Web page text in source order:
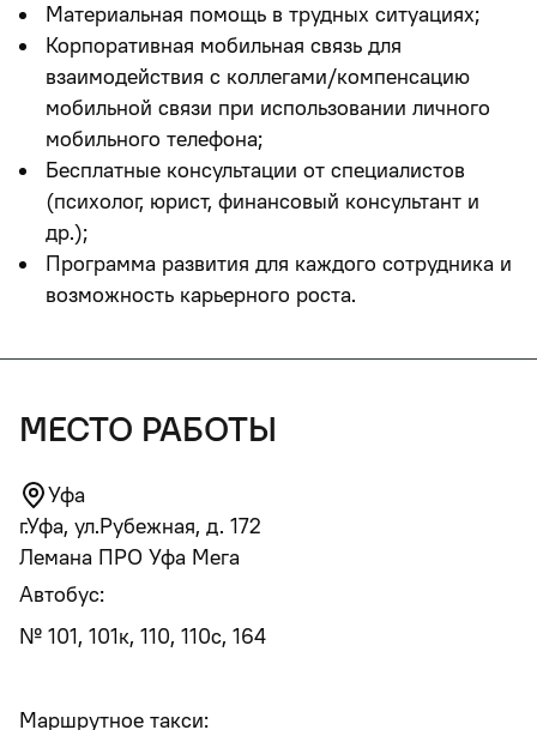
Материальная помощь в трудных ситуациях;
Корпоративная мобильная связь для
взаимодействия с коллегами/компенсацию
мобильной связи при использовании личного
мобильного телефона;
Бесплатные консультации от специалистов
(психолог, юрист, финансовый консультант и
др.);
Программа развития для каждого сотрудника и
возможность карьерного роста.
место работы
Уфа
г.Уфа, ул.Рубежная, д. 172
Лемана ПРО Уфа Мега
Автобус:
№ 101, 101к, 110, 110с, 164
Маршрутное такси: